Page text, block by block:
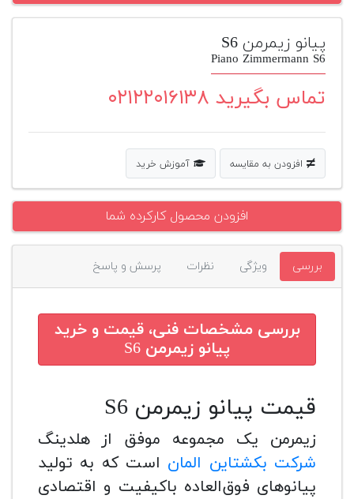
بازسازی
پیانو
دست
دوم
افزودن
محصول
دوم
پیانو زیمرمن S6
Piano Zimmermann S6
تماس بگیرید ۰۲۱۲۲۰۱۶۱۳۸
افزودن به مقایسه آموزش خرید
افزودن محصول کارکرده شما
بررسی ویژگی نظرات پرسش و پاسخ
بررسی مشخصات فنی، قیمت و خرید
پیانو زیمرمن S6
قیمت پیانو زیمرمن S6
زیمرمن یک مجموعه موفق از هلدینگ
شرکت بکشتاین المان است که به تولید
پیانوهای فوق‌العاده باکیفیت و اقتصادی